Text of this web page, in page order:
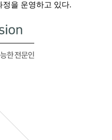
을 운영하고 있다.